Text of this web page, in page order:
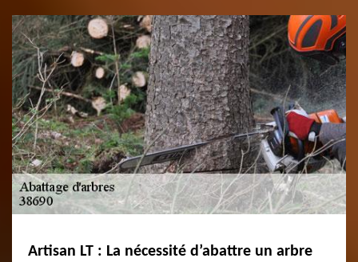
Artisan LT : La nécessité d’abattre un arbre